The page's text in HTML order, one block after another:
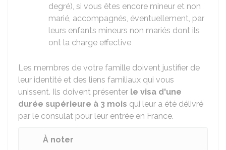
degré), si vous êtes encore mineur et non
marié, accompagnés, éventuellement, par
leurs enfants mineurs non mariés dont ils
ont la charge effective
Les membres de votre famille doivent justifier de
leur identité et des liens familiaux qui vous
unissent. Ils doivent présenter le visa d'une
durée supérieure à 3 mois qui leur a été délivré
par le consulat pour leur entrée en France.
À noter